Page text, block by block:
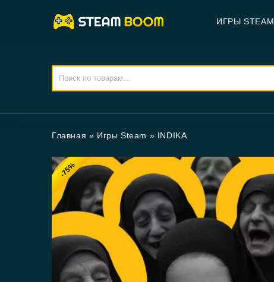
ИГРЫ STEAM
Главная » Игры Steam » INDIKA
-75%